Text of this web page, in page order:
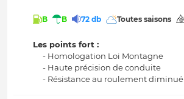
B B 72 db Toutes saisons
Les points fort :
- Homologation Loi Montagne
- Haute précision de conduite
- Résistance au roulement diminué